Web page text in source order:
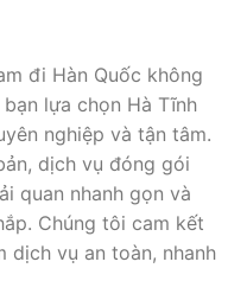
đi Hàn Quốc không
lựa chọn Hà Tĩnh
nghiệp và tận tâm.
dịch vụ đóng gói
quan nhanh gọn và
Chúng tôi cam kết
dịch vụ an toàn, nhanh